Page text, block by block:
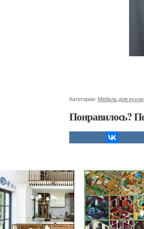
Категории: Мебель для кухни
Понравилось?